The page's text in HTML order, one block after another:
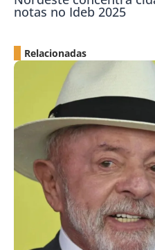
notas no Ideb 2025
Relacionadas